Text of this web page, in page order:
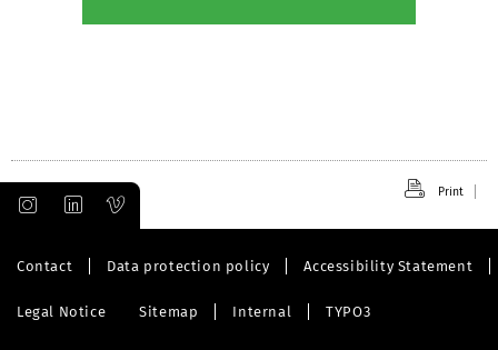
Print
Contact Data protection policy Accessibility Statement
Legal Notice Sitemap Internal TYPO3